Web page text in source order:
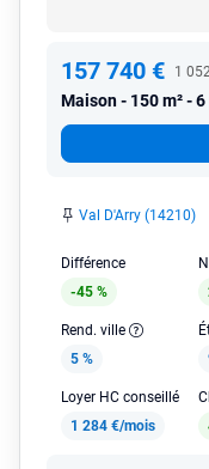
157 740 € 1
Maison 150 m² -
Val D'Arry (14210)
Différence
-45 %
Rend. ville
5 %
Loyer HC conseillé
1 284 €/mois